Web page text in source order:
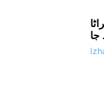
پراڻا